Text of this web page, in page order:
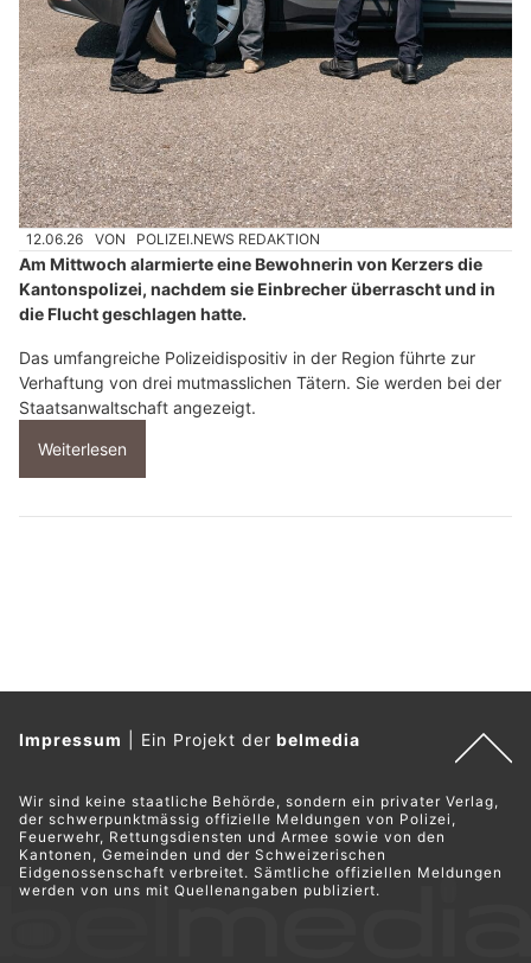
12.06.26 VON POLIZEI.NEWS REDAKTION
Am Mittwoch alarmierte eine Bewohnerin von Kerzers die
Kantonspolizei, nachdem sie Einbrecher überrascht und in
die Flucht geschlagen hatte.
Das umfangreiche Polizeidispositiv in der Region führte zur
Verhaftung von drei mutmasslichen Tätern. Sie werden bei der
Staatsanwaltschaft angezeigt.
Weiterlesen
Impressum Ein Projekt derbelmedia
Wir sind keine staatliche Behörde, sondern ein privater Verlag,
der schwerpunktmässig offizielle Meldungen von Polizei,
Feuerwehr, Rettungsdiensten und Armee sowie von den
Kantonen, Gemeinden und der Schweizerischen
Eidgenossenschaft verbreitet. Sämtliche offiziellen Meldungen
werden von uns mit Quellenangaben publiziert.